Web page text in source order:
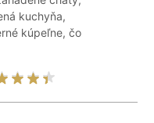
kuchyňa,
kúpeľne, čo